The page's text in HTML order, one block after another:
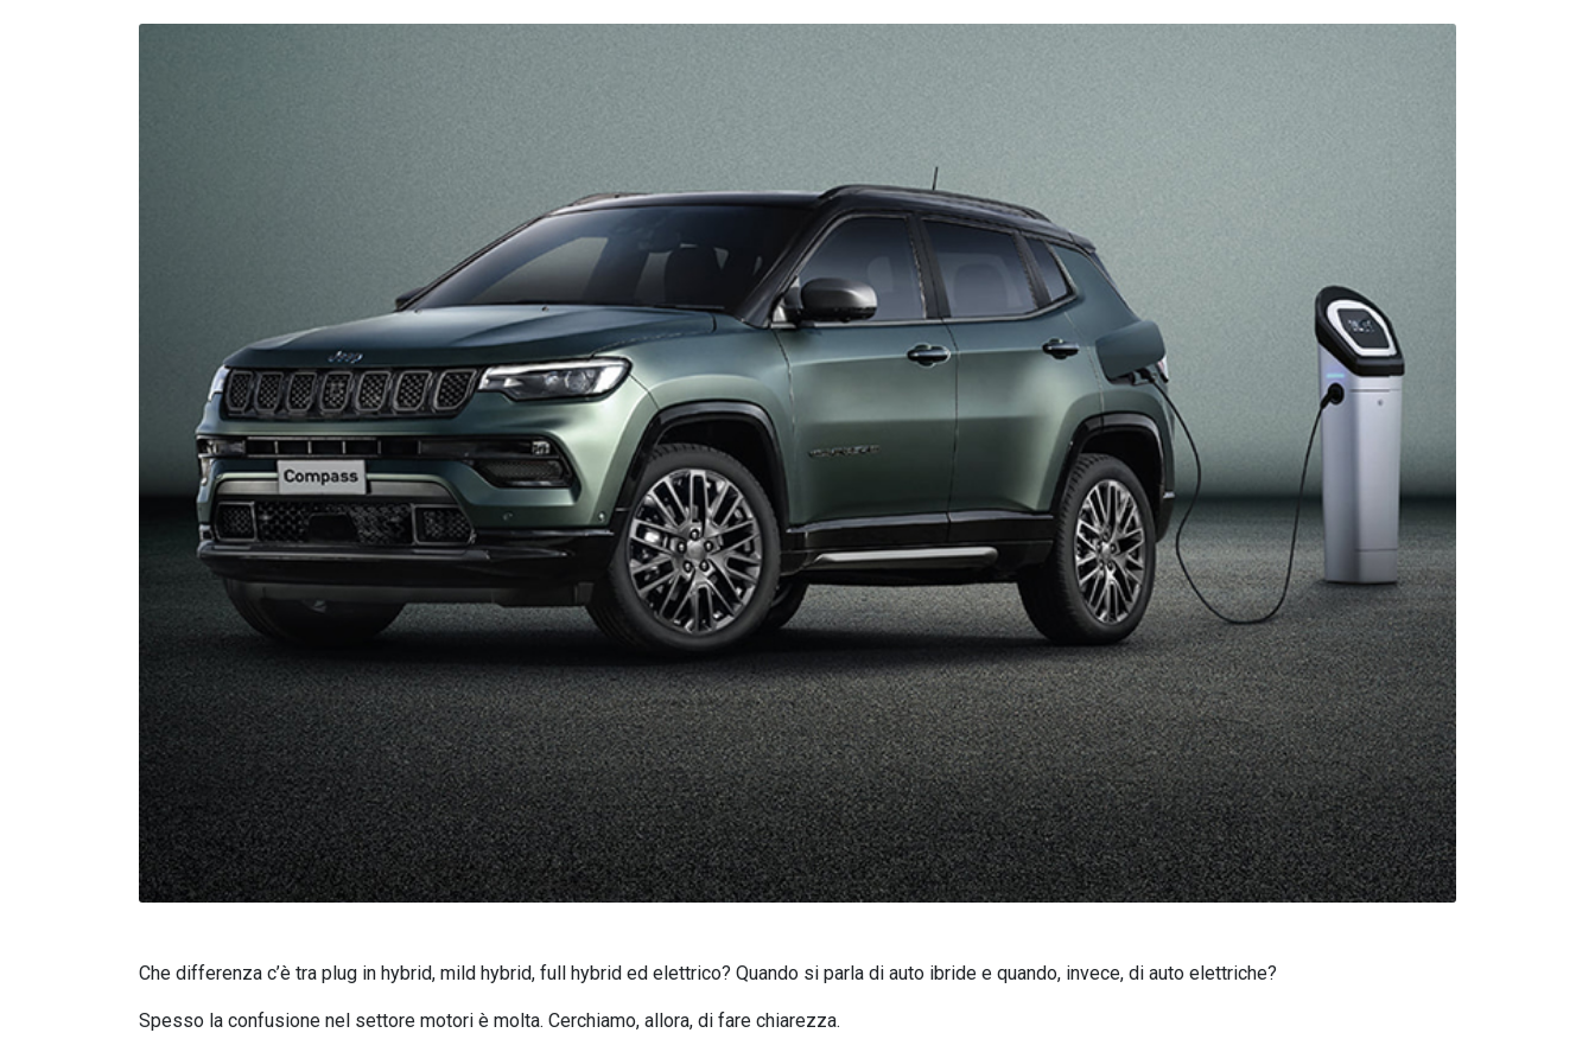
Che differenza c’è tra plug in hybrid, mild hybrid, full hybrid ed elettrico? Quando si parla di auto ibride e quando, invece, di auto elettriche?
Spesso la confusione nel settore motori è molta. Cerchiamo, allora, di fare chiarezza.